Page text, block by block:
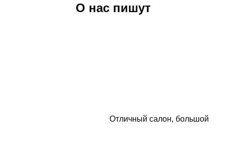
О нас пишут
Отличный салон, большой